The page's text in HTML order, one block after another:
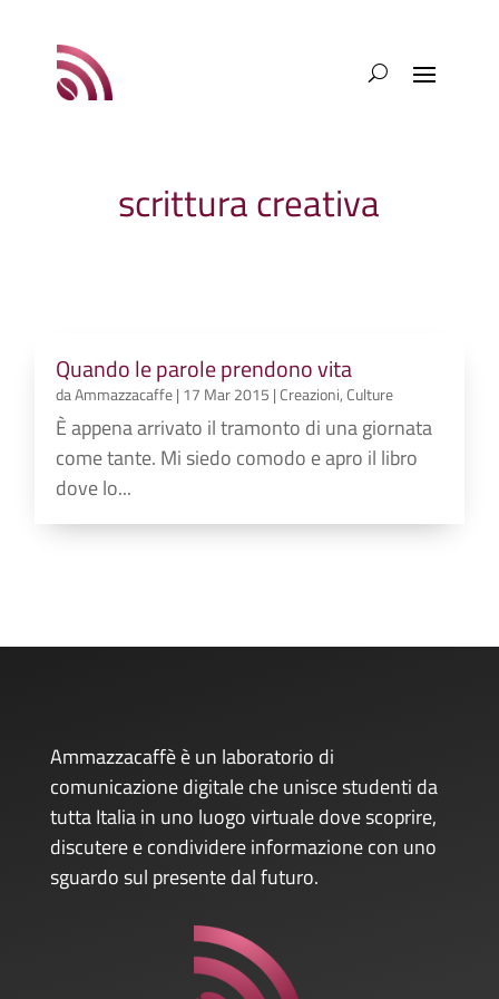
scrittura creativa
Quando le parole prendono vita
daAmmazzacaffe| 17 Mar 2015 |Creazioni,Culture
È appena arrivato il tramonto di una giornata
come tante. Mi siedo comodo e apro il libro
dove lo...
Ammazzacaffè è un laboratorio di
comunicazione digitale che unisce studenti da
tutta Italia in uno luogo virtuale dove scoprire,
discutere e condividere informazione con uno
sguardo sul presente dal futuro.